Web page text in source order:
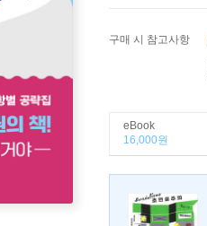
구매 시 참고사항
eBook
16,000원